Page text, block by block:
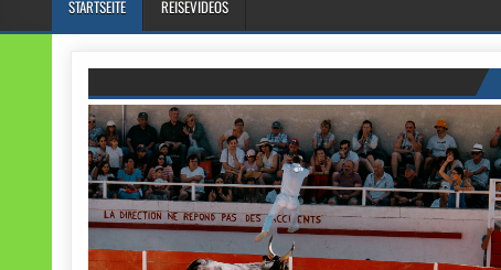
STARTSEITE REISEVIDEOS